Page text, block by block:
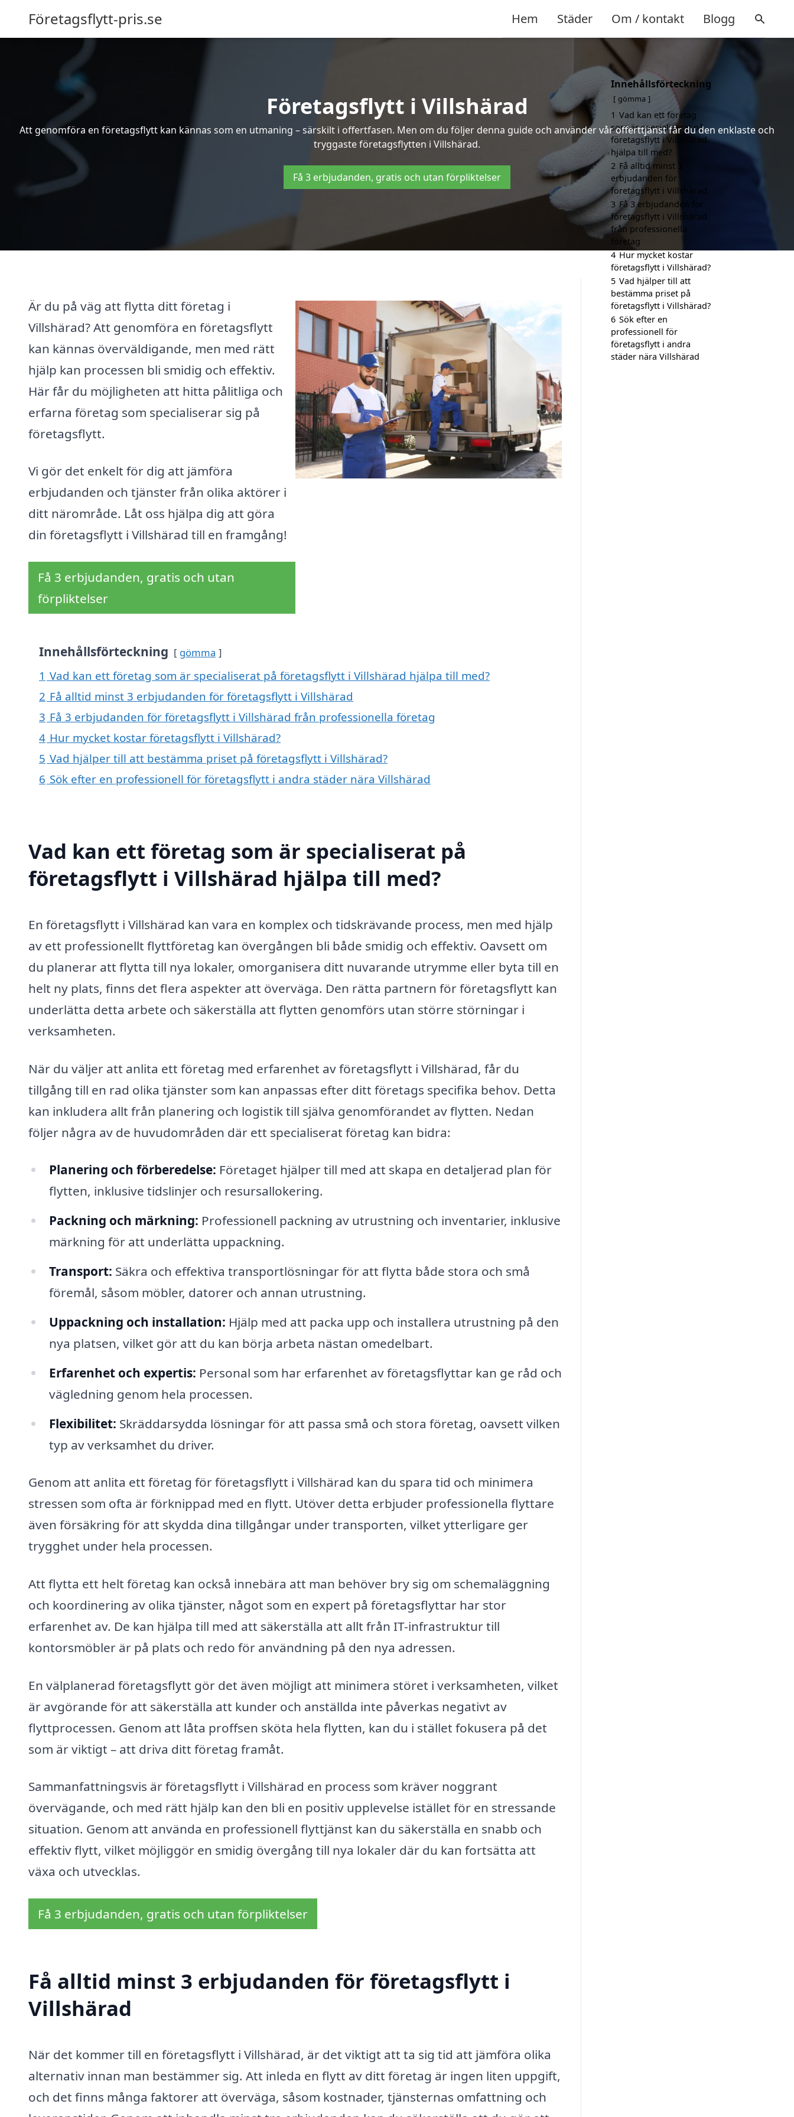
Företagsflytt-pris.se Hem Städer Om / kontakt Blogg
Företagsflytt i Villshärad
Att genomföra en företagsflytt kan kännas som en utmaning – särskilt i offertfasen. Men om du följer denna guide och använder vår offerttjänst får du den enklaste och
tryggaste företagsflytten i Villshärad.
Få 3 erbjudanden, gratis och utan förpliktelser
Är du på väg att flytta ditt företag i
Villshärad? Att genomföra en företagsflytt
kan kännas överväldigande, men med rätt
hjälp kan processen bli smidig och effektiv.
Här får du möjligheten att hitta pålitliga och
erfarna företag som specialiserar sig på
företagsflytt.
Vi gör det enkelt för dig att jämföra
erbjudanden och tjänster från olika aktörer i
ditt närområde. Låt oss hjälpa dig att göra
din företagsflytt i Villshärad till en framgång!
Få 3 erbjudanden, gratis och utan
förpliktelser
Innehållsförteckning gömma
1 Vad kan ett företag som är specialiserat på företagsflytt i Villshärad hjälpa till med?
2 Få alltid minst 3 erbjudanden för företagsflytt i Villshärad
3 Få 3 erbjudanden för företagsflytt i Villshärad från professionella företag
4 Hur mycket kostar företagsflytt i Villshärad?
5 Vad hjälper till att bestämma priset på företagsflytt i Villshärad?
6 Sök efter en professionell för företagsflytt i andra städer nära Villshärad
Vad kan ett företag som är specialiserat på
företagsflytt i Villshärad hjälpa till med?
En företagsflytt i Villshärad kan vara en komplex och tidskrävande process, men med hjälp
av ett professionellt flyttföretag kan övergången bli både smidig och effektiv. Oavsett om
du planerar att flytta till nya lokaler, omorganisera ditt nuvarande utrymme eller byta till en
helt ny plats, finns det flera aspekter att överväga. Den rätta partnern för företagsflytt kan
underlätta detta arbete och säkerställa att flytten genomförs utan större störningar i
verksamheten.
När du väljer att anlita ett företag med erfarenhet av företagsflytt i Villshärad, får du
tillgång till en rad olika tjänster som kan anpassas efter ditt företags specifika behov. Detta
kan inkludera allt från planering och logistik till själva genomförandet av flytten. Nedan
följer några av de huvudområden där ett specialiserat företag kan bidra:
Planering och förberedelse: Företaget hjälper till med att skapa en detaljerad plan för
flytten, inklusive tidslinjer och resursallokering.
Packning och märkning: Professionell packning av utrustning och inventarier, inklusive
märkning för att underlätta uppackning.
Transport: Säkra och effektiva transportlösningar för att flytta både stora och små
föremål, såsom möbler, datorer och annan utrustning.
Uppackning och installation: Hjälp med att packa upp och installera utrustning på den
nya platsen, vilket gör att du kan börja arbeta nästan omedelbart.
Erfarenhet och expertis: Personal som har erfarenhet av företagsflyttar kan ge råd och
vägledning genom hela processen.
Flexibilitet: Skräddarsydda lösningar för att passa små och stora företag, oavsett vilken
typ av verksamhet du driver.
Genom att anlita ett företag för företagsflytt i Villshärad kan du spara tid och minimera
stressen som ofta är förknippad med en flytt. Utöver detta erbjuder professionella flyttare
även försäkring för att skydda dina tillgångar under transporten, vilket ytterligare ger
trygghet under hela processen.
Att flytta ett helt företag kan också innebära att man behöver bry sig om schemaläggning
och koordinering av olika tjänster, något som en expert på företagsflyttar har stor
erfarenhet av. De kan hjälpa till med att säkerställa att allt från IT-infrastruktur till
kontorsmöbler är på plats och redo för användning på den nya adressen.
En välplanerad företagsflytt gör det även möjligt att minimera störet i verksamheten, vilket
är avgörande för att säkerställa att kunder och anställda inte påverkas negativt av
flyttprocessen. Genom att låta proffsen sköta hela flytten, kan du i stället fokusera på det
som är viktigt – att driva ditt företag framåt.
Sammanfattningsvis är företagsflytt i Villshärad en process som kräver noggrant
övervägande, och med rätt hjälp kan den bli en positiv upplevelse istället för en stressande
situation. Genom att använda en professionell flyttjänst kan du säkerställa en snabb och
effektiv flytt, vilket möjliggör en smidig övergång till nya lokaler där du kan fortsätta att
växa och utvecklas.
Få 3 erbjudanden, gratis och utan förpliktelser
Få alltid minst 3 erbjudanden för företagsflytt i
Villshärad
När det kommer till en företagsflytt i Villshärad, är det viktigt att ta sig tid att jämföra olika
alternativ innan man bestämmer sig. Att inleda en flytt av ditt företag är ingen liten uppgift,
och det finns många faktorer att överväga, såsom kostnader, tjänsternas omfattning och
Innehållsförteckning
gömma
1 Vad kan ett företag
som är specialiserat på
företagsflytt i Villshärad
hjälpa till med?
2 Få alltid minst 3
erbjudanden för
företagsflytt i Villshärad
3 Få 3 erbjudanden för
företagsflytt i Villshärad
från professionella
företag
4 Hur mycket kostar
företagsflytt i Villshärad?
5 Vad hjälper till att
bestämma priset på
företagsflytt i Villshärad?
6 Sök efter en
professionell för
företagsflytt i andra
städer nära Villshärad